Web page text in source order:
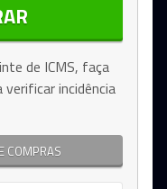
de ICMS, faça
incidência
COMPRAS